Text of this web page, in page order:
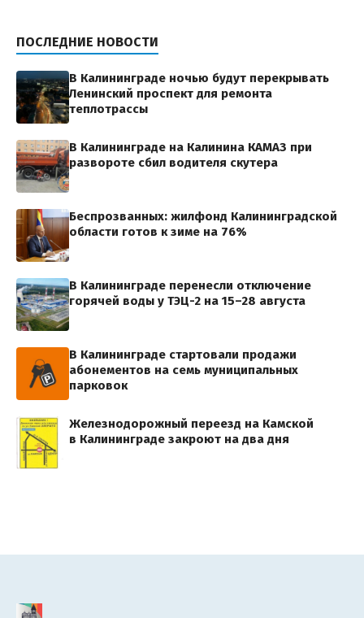
ПОСЛЕДНИЕ НОВОСТИ
В Калининграде ночью будут перекрывать
Ленинский проспект для ремонта
теплотрассы
В Калининграде на Калинина КАМАЗ при
развороте сбил водителя скутера
Беспрозванных: жилфонд Калининградской
области готов к зиме на 76%
В Калининграде перенесли отключение
горячей воды у ТЭЦ-2 на 15–28 августа
В Калининграде стартовали продажи
абонементов на семь муниципальных
парковок
Железнодорожный переезд на Камской
в Калининграде закроют на два дня